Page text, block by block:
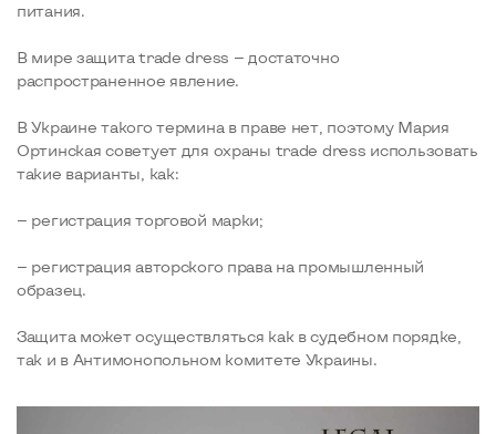
питания.
В мире защита trade dress — достаточно
распространенное явление.
В Украине такого термина в праве нет, поэтому Мария
Ортинская советует для охраны trade dress использовать
такие варианты, как:
— регистрация торговой марки;
— регистрация авторского права на промышленный
образец.
Защита может осуществляться как в судебном порядке,
так и в Антимонопольном комитете Украины.